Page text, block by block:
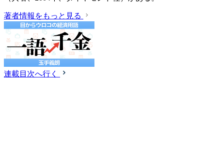
著者情報をもっと見る
連載目次へ行く